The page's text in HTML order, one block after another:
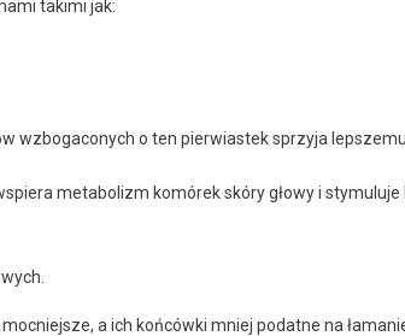
takimi jak:
wzbogaconych o ten pierwiastek sprzyja
metabolizm komórek skóry głowy i stymuluje
a ich końcówki mniej podatne na